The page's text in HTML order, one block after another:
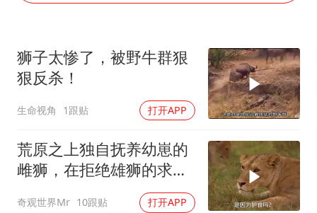
“不建议大家买深色蛋糕”
公司“上四休三”但要降薪1000元
男子杀人后逃进深山21年活得像野人
如何把百年大党建设得更加坚强有力？
狮子太惨了，被野牛群狠
狠反杀！
生命视角 1跟贴 打开APP
荒原之上独自抚养幼崽的
雌狮，在拒绝雄狮的求偶
时，竟然被用饥饿来报复
奇观世界Mr 10跟贴 打开APP